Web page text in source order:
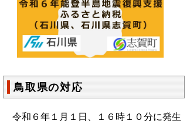
鳥取県の対応
令和６年１月１日、１６時１０分に発生